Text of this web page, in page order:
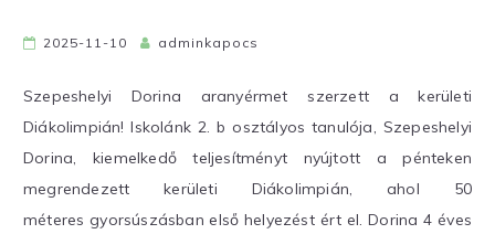
2025-11-10 adminkapocs
Szepeshelyi Dorina aranyérmet szerzett a kerületi
Diákolimpián! Iskolánk 2. b osztályos tanulója, Szepeshelyi
Dorina, kiemelkedő teljesítményt nyújtott a pénteken
megrendezett kerületi Diákolimpián, ahol 50
méteres gyorsúszásban első helyezést ért el. Dorina 4 éves